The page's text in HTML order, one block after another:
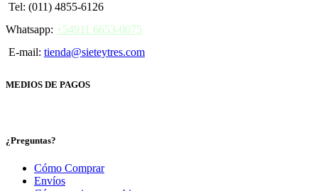
Tel: (011) 4855-6126
Whatsapp: +54911 6653-0075
E-mail: tienda@sieteytres.com
MEDIOS DE PAGOS
¿Preguntas?
Cómo Comprar
Envíos